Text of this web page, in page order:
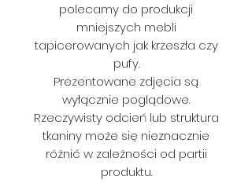
polecamy do produkcji
mniejszych mebli
tapicerowanych jak krzeszła czy
pufy.
Prezentowane zdjęcia są
wyłącznie poglądowe.
Rzeczywisty odcień lub struktura
tkaniny może się nieznacznie
różnić w zależności od partii
produktu.